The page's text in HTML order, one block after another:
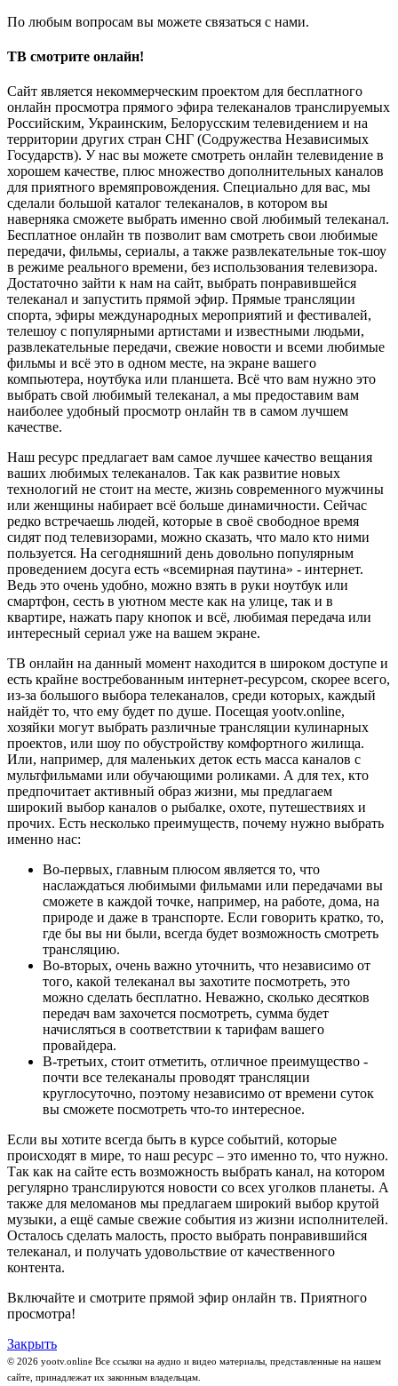
По любым вопросам вы можете связаться с нами.
ТВ смотрите онлайн!
Сайт является некоммерческим проектом для бесплатного
онлайн просмотра прямого эфира телеканалов транслируемых
Российским, Украинским, Белорусским телевидением и на
территории других стран СНГ (Содружества Независимых
Государств). У нас вы можете смотреть онлайн телевидение в
хорошем качестве, плюс множество дополнительных каналов
для приятного времяпровождения. Специально для вас, мы
сделали большой каталог телеканалов, в котором вы
наверняка сможете выбрать именно свой любимый телеканал.
Бесплатное онлайн тв позволит вам смотреть свои любимые
передачи, фильмы, сериалы, а также развлекательные ток-шоу
в режиме реального времени, без использования телевизора.
Достаточно зайти к нам на сайт, выбрать понравившейся
телеканал и запустить прямой эфир. Прямые трансляции
спорта, эфиры международных мероприятий и фестивалей,
телешоу с популярными артистами и известными людьми,
развлекательные передачи, свежие новости и всеми любимые
фильмы и всё это в одном месте, на экране вашего
компьютера, ноутбука или планшета. Всё что вам нужно это
выбрать свой любимый телеканал, а мы предоставим вам
наиболее удобный просмотр онлайн тв в самом лучшем
качестве.
Наш ресурс предлагает вам самое лучшее качество вещания
ваших любимых телеканалов. Так как развитие новых
технологий не стоит на месте, жизнь современного мужчины
или женщины набирает всё больше динамичности. Сейчас
редко встречаешь людей, которые в своё свободное время
сидят под телевизорами, можно сказать, что мало кто ними
пользуется. На сегодняшний день довольно популярным
проведением досуга есть «всемирная паутина» - интернет.
Ведь это очень удобно, можно взять в руки ноутбук или
смартфон, сесть в уютном месте как на улице, так и в
квартире, нажать пару кнопок и всё, любимая передача или
интересный сериал уже на вашем экране.
ТВ онлайн на данный момент находится в широком доступе и
есть крайне востребованным интернет-ресурсом, скорее всего,
из-за большого выбора телеканалов, среди которых, каждый
найдёт то, что ему будет по душе. Посещая yootv.online,
хозяйки могут выбрать различные трансляции кулинарных
проектов, или шоу по обустройству комфортного жилища.
Или, например, для маленьких деток есть масса каналов с
мультфильмами или обучающими роликами. А для тех, кто
предпочитает активный образ жизни, мы предлагаем
широкий выбор каналов о рыбалке, охоте, путешествиях и
прочих. Есть несколько преимуществ, почему нужно выбрать
именно нас:
Во-первых, главным плюсом является то, что
наслаждаться любимыми фильмами или передачами вы
сможете в каждой точке, например, на работе, дома, на
природе и даже в транспорте. Если говорить кратко, то,
где бы вы ни были, всегда будет возможность смотреть
трансляцию.
Во-вторых, очень важно уточнить, что независимо от
того, какой телеканал вы захотите посмотреть, это
можно сделать бесплатно. Неважно, сколько десятков
передач вам захочется посмотреть, сумма будет
начисляться в соответствии к тарифам вашего
провайдера.
В-третьих, стоит отметить, отличное преимущество -
почти все телеканалы проводят трансляции
круглосуточно, поэтому независимо от времени суток
вы сможете посмотреть что-то интересное.
Если вы хотите всегда быть в курсе событий, которые
происходят в мире, то наш ресурс – это именно то, что нужно.
Так как на сайте есть возможность выбрать канал, на котором
регулярно транслируются новости со всех уголков планеты. А
также для меломанов мы предлагаем широкий выбор крутой
музыки, а ещё самые свежие события из жизни исполнителей.
Осталось сделать малость, просто выбрать понравившийся
телеканал, и получать удовольствие от качественного
контента.
Включайте и смотрите прямой эфир онлайн тв. Приятного
просмотра!
Закрыть
© 2026 yootv.online Все ссылки на аудио и видео материалы, представленные на нашем
сайте, принадлежат их законным владельцам.